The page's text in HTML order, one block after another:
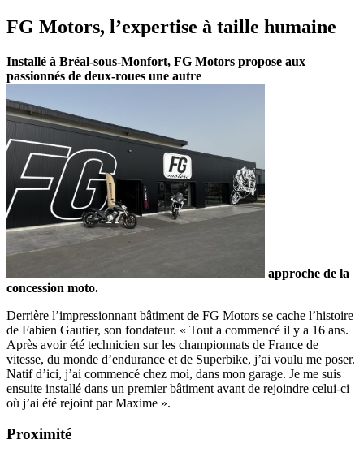
FG Motors, l’expertise à taille humaine
Installé à Bréal-sous-Monfort, FG Motors propose aux
passionnés de deux-roues une autre
approche de la
concession moto.
Derrière l’impressionnant bâtiment de FG Motors se cache l’histoire
de Fabien Gautier, son fondateur. « Tout a commencé il y a 16 ans.
Après avoir été technicien sur les championnats de France de
vitesse, du monde d’endurance et de Superbike, j’ai voulu me poser.
Natif d’ici, j’ai commencé chez moi, dans mon garage. Je me suis
ensuite installé dans un premier bâtiment avant de rejoindre celui-ci
où j’ai été rejoint par Maxime ».
Proximité